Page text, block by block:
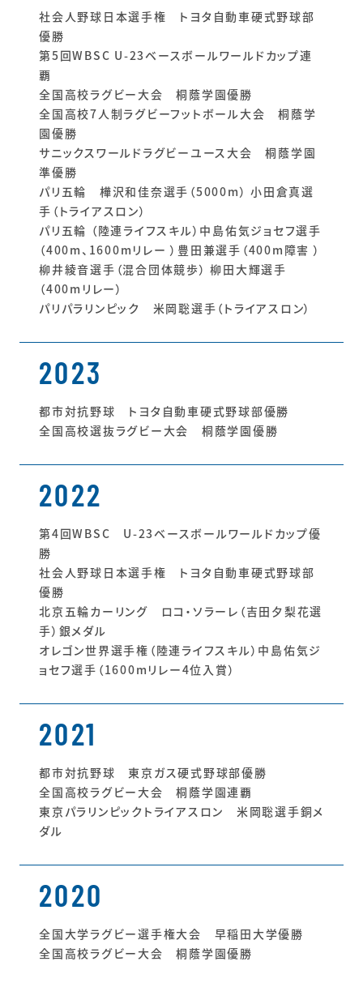
社会人野球日本選手権 トヨタ自動車硬式野球部
優勝
第5回WBSC U-23ベースボールワールドカップ連
覇
全国高校ラグビー大会 桐蔭学園優勝
全国高校7人制ラグビーフットボール大会 桐蔭学
園優勝
サニックスワールドラグビーユース大会 桐蔭学園
準優勝
パリ五輪 樺沢和佳奈選手（5000m） 小田倉真選
手（トライアスロン）
パリ五輪 （陸連ライフスキル）中島佑気ジョセフ選手
（400m、1600mリレー ）豊田兼選手（400m障害 ）
柳井綾音選手（混合団体競歩） 柳田大輝選手
（400mリレー）
パリパラリンピック 米岡聡選手（トライアスロン）
2023
都市対抗野球 トヨタ自動車硬式野球部優勝
全国高校選抜ラグビー大会 桐蔭学園優勝
2022
第4回WBSC U-23ベースボールワールドカップ優
勝
社会人野球日本選手権 トヨタ自動車硬式野球部
優勝
北京五輪カーリング ロコ・ソラーレ（吉田夕梨花選
手）銀メダル
オレゴン世界選手権（陸連ライフスキル）中島佑気ジ
ョセフ選手（1600mリレー4位入賞）
2021
都市対抗野球 東京ガス硬式野球部優勝
全国高校ラグビー大会 桐蔭学園連覇
東京パラリンピックトライアスロン 米岡聡選手銅メ
ダル
2020
全国大学ラグビー選手権大会 早稲田大学優勝
全国高校ラグビー大会 桐蔭学園優勝